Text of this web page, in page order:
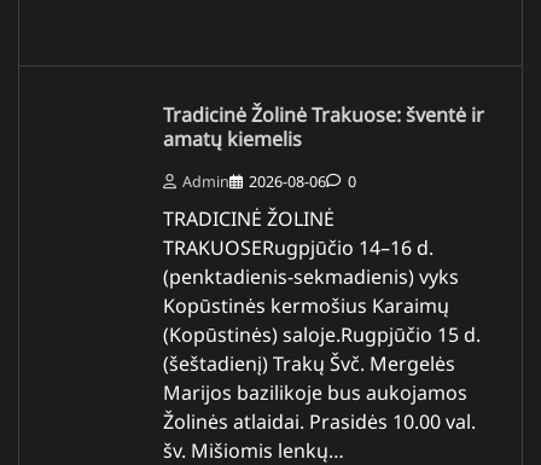
Tradicinė Žolinė Trakuose: šventė ir
amatų kiemelis
Admin 2026-08-06 0
TRADICINĖ ŽOLINĖ
TRAKUOSERugpjūčio 14–16 d.
(penktadienis-sekmadienis) vyks
Kopūstinės kermošius Karaimų
(Kopūstinės) saloje.Rugpjūčio 15 d.
(šeštadienį) Trakų Švč. Mergelės
Marijos bazilikoje bus aukojamos
Žolinės atlaidai. Prasidės 10.00 val.
šv. Mišiomis lenkų…